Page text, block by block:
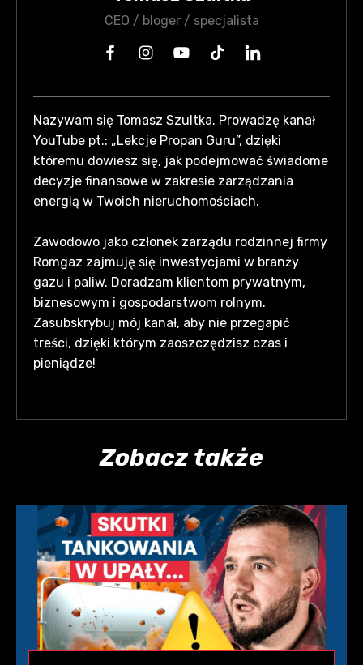
CEO / bloger / specjalista
Nazywam się Tomasz Szultka. Prowadzę kanał
YouTube pt.: „Lekcje Propan Guru”, dzięki
któremu dowiesz się, jak podejmować świadome
decyzje finansowe w zakresie zarządzania
energią w Twoich nieruchomościach.
Zawodowo jako członek zarządu rodzinnej firmy
Romgaz zajmuję się inwestycjami w branży
gazu i paliw. Doradzam klientom prywatnym,
biznesowym i gospodarstwom rolnym.
Zasubskrybuj mój kanał, aby nie przegapić
treści, dzięki którym zaoszczędzisz czas i
pieniądze!
Zobacz także